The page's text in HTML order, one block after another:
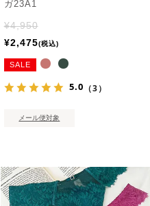
ガ23A1
¥4,950
¥2,475 税込
SALE
5.0 （3）
メール便対象